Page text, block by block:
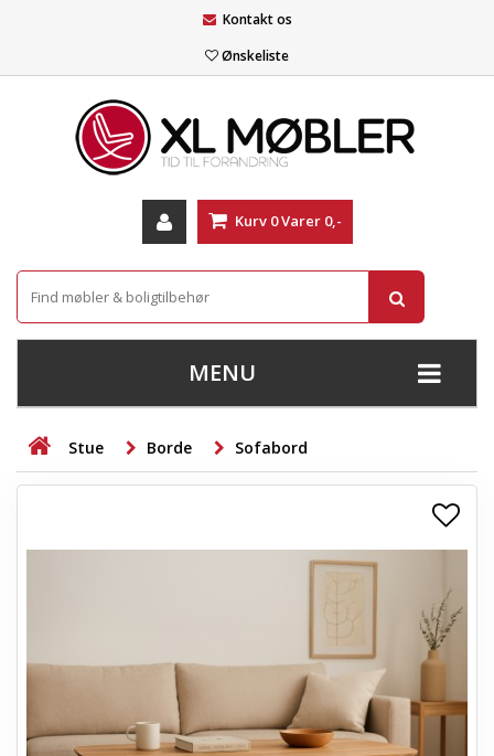
Kontakt os
Ønskeliste
Kurv 0Varer 0,-
MENU
+
STUE
+
+
+
LAMPER
Stue Borde Sofabord